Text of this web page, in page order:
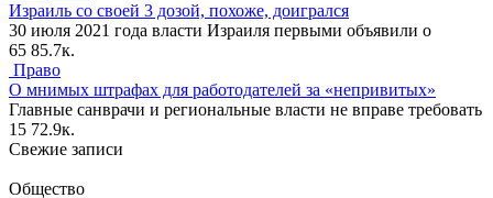
Израиль со своей 3 дозой, похоже, доигрался
30 июля 2021 года власти Израиля первыми объявили о
65 85.7к.
Право
О мнимых штрафах для работодателей за «непривитых»
Главные санврачи и региональные власти не вправе требовать
15 72.9к.
Свежие записи
Общество